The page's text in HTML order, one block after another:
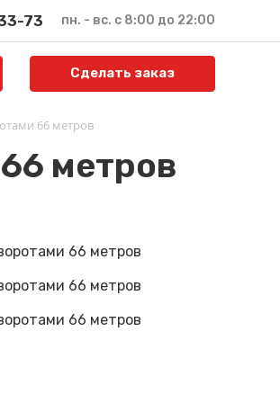
73 пн. - вс. с 8:00 до 22:00
Сделать заказ
66 метров
метров